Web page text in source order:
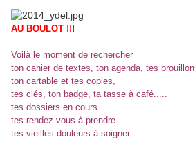
AU BOULOT !!!
Voilà le moment de rechercher
ton cahier de textes, ton agenda, tes
ton cartable et tes copies,
tes clés, ton badge, ta tasse à café.....
tes dossiers en cours...
tes rendez-vous à prendre...
tes vieilles douleurs à soigner...